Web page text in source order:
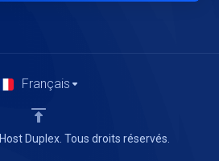
Duplex. Tous droits réservés.
Français